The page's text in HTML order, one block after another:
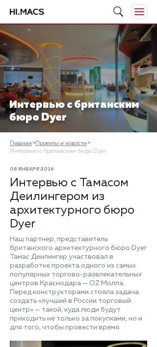
Интервью с британским
бюро Dyer
Главная
Проекты и новости
Интервью с британским бюро Dyer
06 ЯНВАРЯ 2016
Интервью с Тамасом
Деилингером из
архитектурного бюро
Dyer
Наш партнер, представитель
британского архитектурного бюро Dyer
Тамас Деилингер участвовал в
разработке проекта одного из самых
популярных торгово-развлекательных
центров Краснодара — OZ Молла.
Перед конструкторами стояла задача
создать «лучший в России торговый
центр» — такой, куда люди будут
приходить не только за покупками, но и
для того, чтобы провести время.